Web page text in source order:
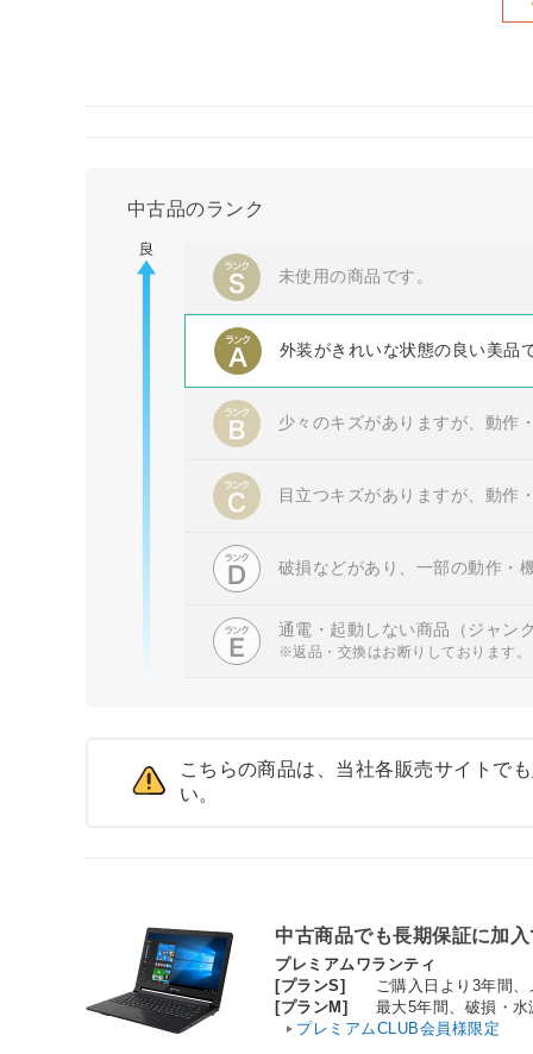
中古品のランク
未使用の商品です。
外装がきれいな状態の良い美品
少々のキズがありますが、動作
目立つキズがありますが、動作
破損などがあり、一部の動作・
通電・起動しない商品（ジャン
※返品・交換はお断りしております。
こちらの商品は、当社各販売サイトで
い。
中古商品でも長期保証に加
プレミアムワランティ
[プランS]
ご購入日より3年間
[プランM]
最大5年間、破損・
プレミアムCLUB会員様限定